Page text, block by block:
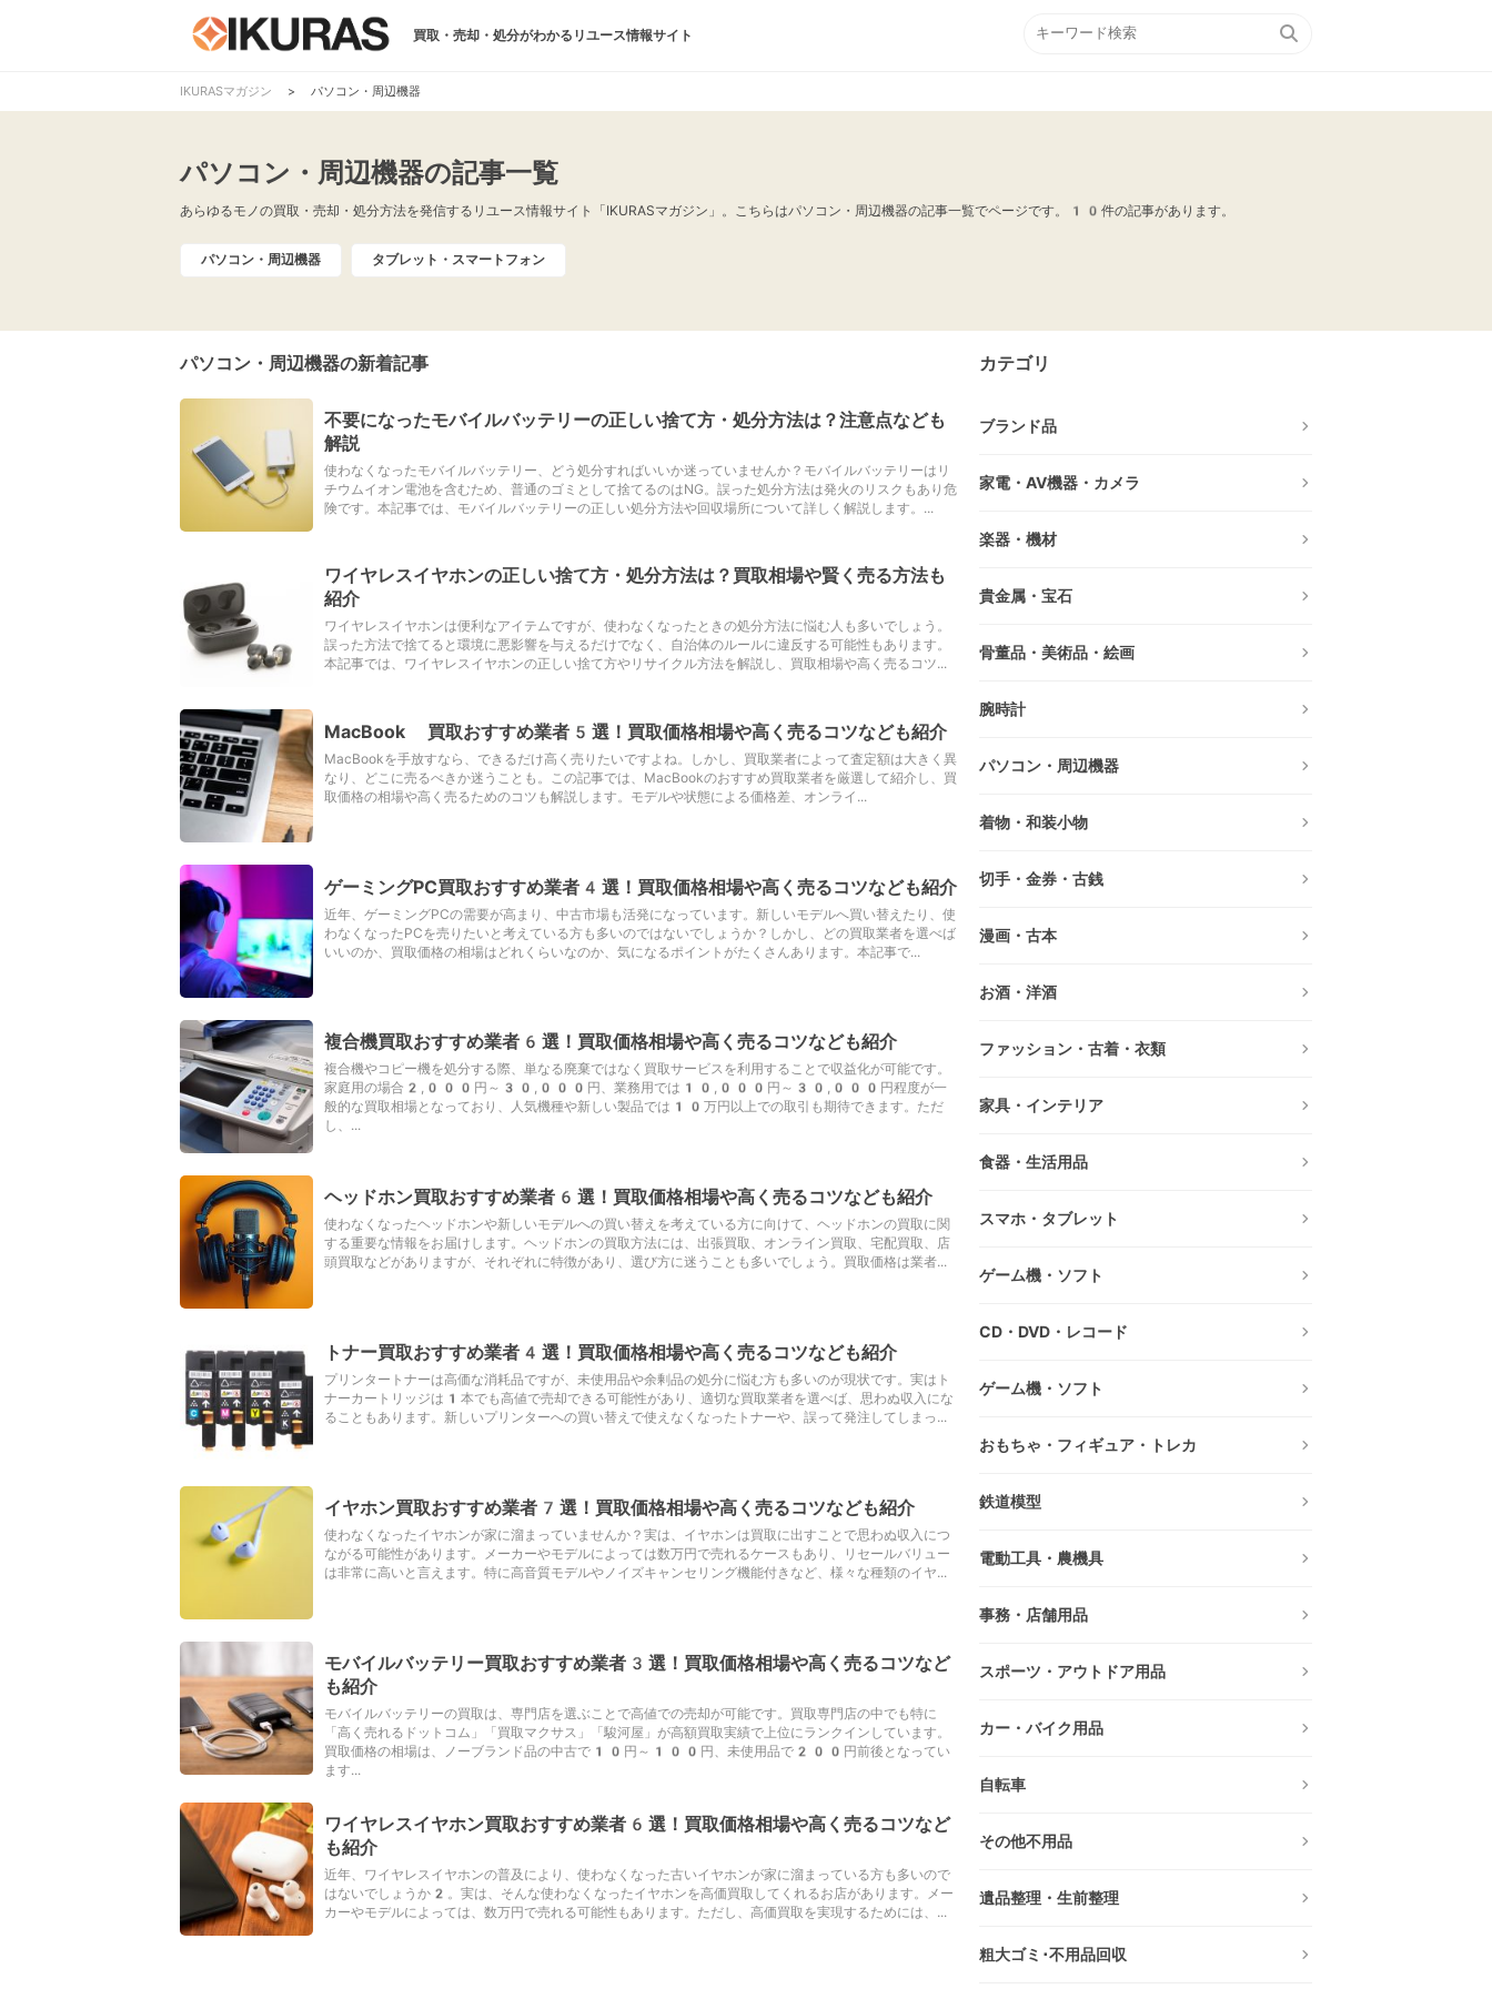
買取・売却・処分がわかるリユース情報サイト
IKURASマガジン > パソコン・周辺機器
パソコン・周辺機器の記事一覧
あらゆるモノの買取・売却・処分方法を発信するリユース情報サイト「IKURASマガジン」。こちらはパソコン・周辺機器の記事一覧でページです。10件の記事があります。
パソコン・周辺機器 タブレット・スマートフォン
パソコン・周辺機器の新着記事
不要になったモバイルバッテリーの正しい捨て方・処分方法は？注意点なども
解説
使わなくなったモバイルバッテリー、どう処分すればいいか迷っていませんか？モバイルバッテリーはリ
チウムイオン電池を含むため、普通のゴミとして捨てるのはNG。誤った処分方法は発火のリスクもあり危
険です。本記事では、モバイルバッテリーの正しい処分方法や回収場所について詳しく解説します。...
ワイヤレスイヤホンの正しい捨て方・処分方法は？買取相場や賢く売る方法も
紹介
ワイヤレスイヤホンは便利なアイテムですが、使わなくなったときの処分方法に悩む人も多いでしょう。
誤った方法で捨てると環境に悪影響を与えるだけでなく、自治体のルールに違反する可能性もあります。
本記事では、ワイヤレスイヤホンの正しい捨て方やリサイクル方法を解説し、買取相場や高く売るコツ...
MacBook 買取おすすめ業者5選！買取価格相場や高く売るコツなども紹介
MacBookを手放すなら、できるだけ高く売りたいですよね。しかし、買取業者によって査定額は大きく異
なり、どこに売るべきか迷うことも。この記事では、MacBookのおすすめ買取業者を厳選して紹介し、買
取価格の相場や高く売るためのコツも解説します。モデルや状態による価格差、オンライ...
ゲーミングPC買取おすすめ業者4選！買取価格相場や高く売るコツなども紹介
近年、ゲーミングPCの需要が高まり、中古市場も活発になっています。新しいモデルへ買い替えたり、使
わなくなったPCを売りたいと考えている方も多いのではないでしょうか？しかし、どの買取業者を選べば
いいのか、買取価格の相場はどれくらいなのか、気になるポイントがたくさんあります。本記事で...
複合機買取おすすめ業者6選！買取価格相場や高く売るコツなども紹介
複合機やコピー機を処分する際、単なる廃棄ではなく買取サービスを利用することで収益化が可能です。
家庭用の場合2,000円～30,000円、業務用では10,000円～30,000円程度が一
般的な買取相場となっており、人気機種や新しい製品では10万円以上での取引も期待できます。ただ
し、...
ヘッドホン買取おすすめ業者6選！買取価格相場や高く売るコツなども紹介
使わなくなったヘッドホンや新しいモデルへの買い替えを考えている方に向けて、ヘッドホンの買取に関
する重要な情報をお届けします。ヘッドホンの買取方法には、出張買取、オンライン買取、宅配買取、店
頭買取などがありますが、それぞれに特徴があり、選び方に迷うことも多いでしょう。買取価格は業者...
トナー買取おすすめ業者4選！買取価格相場や高く売るコツなども紹介
プリンタートナーは高価な消耗品ですが、未使用品や余剰品の処分に悩む方も多いのが現状です。実はト
ナーカートリッジは1本でも高値で売却できる可能性があり、適切な買取業者を選べば、思わぬ収入にな
ることもあります。新しいプリンターへの買い替えで使えなくなったトナーや、誤って発注してしまっ...
イヤホン買取おすすめ業者7選！買取価格相場や高く売るコツなども紹介
使わなくなったイヤホンが家に溜まっていませんか？実は、イヤホンは買取に出すことで思わぬ収入につ
ながる可能性があります。メーカーやモデルによっては数万円で売れるケースもあり、リセールバリュー
は非常に高いと言えます。特に高音質モデルやノイズキャンセリング機能付きなど、様々な種類のイヤ...
モバイルバッテリー買取おすすめ業者3選！買取価格相場や高く売るコツなど
も紹介
モバイルバッテリーの買取は、専門店を選ぶことで高値での売却が可能です。買取専門店の中でも特に
「高く売れるドットコム」「買取マクサス」「駿河屋」が高額買取実績で上位にランクインしています。
買取価格の相場は、ノーブランド品の中古で10円～100円、未使用品で200円前後となってい
ます...
ワイヤレスイヤホン買取おすすめ業者6選！買取価格相場や高く売るコツなど
も紹介
近年、ワイヤレスイヤホンの普及により、使わなくなった古いイヤホンが家に溜まっている方も多いので
はないでしょうか2。実は、そんな使わなくなったイヤホンを高価買取してくれるお店があります。メー
カーやモデルによっては、数万円で売れる可能性もあります。ただし、高価買取を実現するためには、...
カテゴリ
ブランド品
家電・AV機器・カメラ
楽器・機材
貴金属・宝石
骨董品・美術品・絵画
腕時計
パソコン・周辺機器
着物・和装小物
切手・金券・古銭
漫画・古本
お酒・洋酒
ファッション・古着・衣類
家具・インテリア
食器・生活用品
スマホ・タブレット
ゲーム機・ソフト
CD・DVD・レコード
ゲーム機・ソフト
おもちゃ・フィギュア・トレカ
鉄道模型
電動工具・農機具
事務・店舗用品
スポーツ・アウトドア用品
カー・バイク用品
自転車
その他不用品
遺品整理・生前整理
粗大ゴミ･不用品回収